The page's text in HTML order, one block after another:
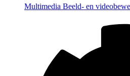
Multimedia Beeld- en